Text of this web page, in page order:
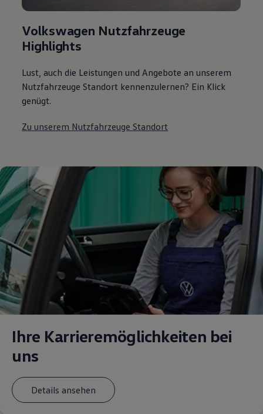
Volkswagen Nutzfahrzeuge
Highlights
Lust, auch die Leistungen und Angebote an unserem
Nutzfahrzeuge Standort kennenzulernen? Ein Klick
genügt.
Zu unserem Nutzfahrzeuge Standort
Ihre Karrieremöglichkeiten bei
uns
Details ansehen